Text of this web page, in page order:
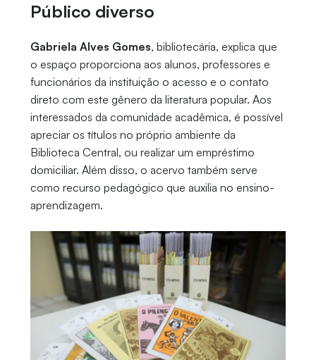
Público diverso
Gabriela Alves Gomes, bibliotecária, explica que
o espaço proporciona aos alunos, professores e
funcionários da instituição o acesso e o contato
direto com este gênero da literatura popular. Aos
interessados da comunidade acadêmica, é possível
apreciar os títulos no próprio ambiente da
Biblioteca Central, ou realizar um empréstimo
domiciliar. Além disso, o acervo também serve
como recurso pedagógico que auxilia no ensino-
aprendizagem.